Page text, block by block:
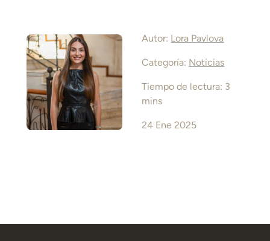
Autor: Lora Pavlova
Categoría: Noticias
Tiempo de lectura: 3
mins
24 Ene 2025